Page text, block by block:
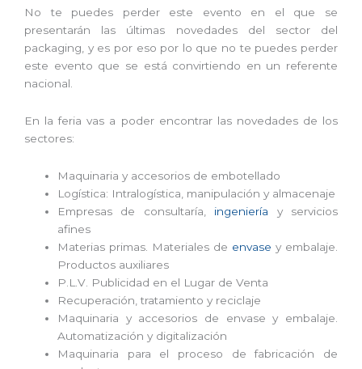
No te puedes perder este evento en el que se
presentarán las últimas novedades del sector del
packaging, y es por eso por lo que no te puedes perder
este evento que se está convirtiendo en un referente
nacional.
En la feria vas a poder encontrar las novedades de los
sectores:
Maquinaria y accesorios de embotellado
Logística: Intralogística, manipulación y almacenaje
Empresas de consultaría, ingeniería y servicios
afines
Materias primas. Materiales de envasey embalaje.
Productos auxiliares
P.L.V. Publicidad en el Lugar de Venta
Recuperación, tratamiento y reciclaje
Maquinaria y accesorios de envase y embalaje.
Automatización y digitalización
Maquinaria para el proceso de fabricación de